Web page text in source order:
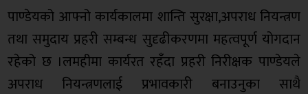
पाण्डेयको आफ्नो कार्यकालमा शान्ति सुरक्षा,अपराध नियन्त्रण
तथा समुदाय प्रहरी सम्बन्ध सुदृढीकरणमा महत्वपूर्ण योगदान
रहेको छ ।लमहीमा कार्यरत रहँदा प्रहरी निरीक्षक पाण्डेयले
अपराध नियन्त्रणलाई प्रभावकारी बनाउनुका साथै